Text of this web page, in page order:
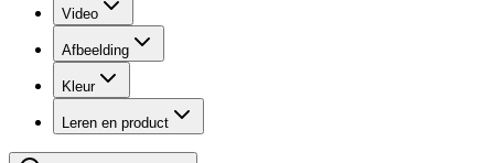
Video
Afbeelding
Kleur
Leren en product